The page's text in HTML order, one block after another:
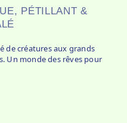
PÉTILLANT &
de créatures aux grands
Un monde des rêves pour